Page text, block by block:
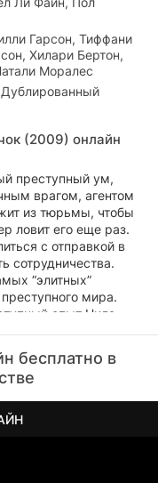
Гарсон, Тиффани
Хилари Бертон,
Моралес
Дублированный
(2009) онлайн
преступный ум,
врагом, агентом
из тюрьмы, чтобы
ловит его еще раз.
с отправкой в
сотрудничества.
“элитных”
мира.
опыт Нила,
бесплатно в